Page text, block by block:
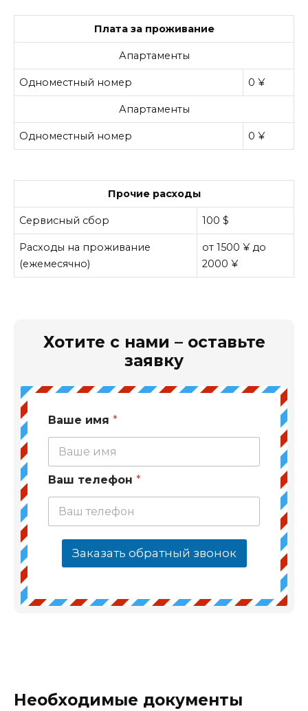
Плата за проживание
Апартаменты
Одноместный номер 0 ¥
Апартаменты
Одноместный номер 0 ¥
Прочие расходы
Сервисный сбор 100 $
Расходы на проживание
(ежемесячно)
от 1500 ¥ до
2000 ¥
Хотите с нами – оставьте
заявку
Ваше имя *
Ваш телефон *
Заказать обратный звонок
Необходимые документы